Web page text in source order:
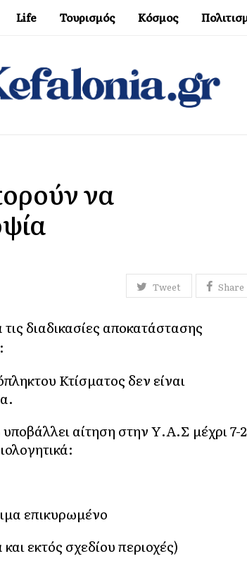
Life Τουρισμός Κόσμος
να
Tweet Share
διαδικασίες αποκατάστασης
Κτίσματος δεν είναι
αίτηση στην Υ.Α.Σ μέχρι 7-
επικυρωμένο
εκτός σχεδίου περιοχές)